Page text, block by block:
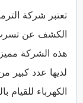
تعتبر شركة
الكشف عن تسرب
هذه الشركة
لديها عدد كبير
الكهرباء